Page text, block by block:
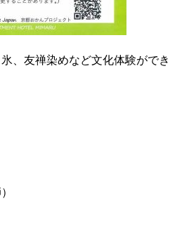
、友禅染めなど文化体験ができ